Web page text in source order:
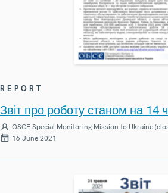
REPORT
Звіт про роботу станом на 14
OSCE Special Monitoring Mission to Ukraine
16 June 2021